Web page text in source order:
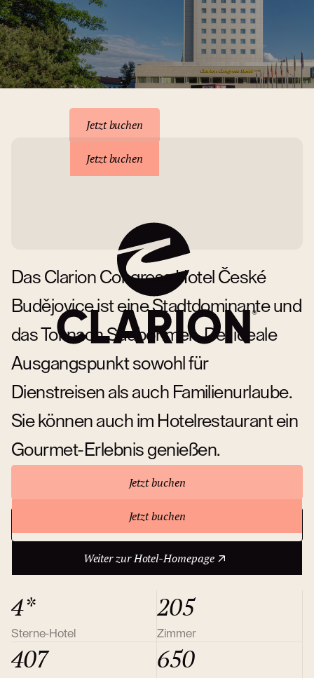
Jetzt buchen
Jetzt buchen
Das Clarion Congress Hotel České
Budějovice ist eine Stadtdominante und
das Tor nach Südböhmen. Der ideale
Ausgangspunkt sowohl für
Dienstreisen als auch Familienurlaube.
Sie können auch im Hotelrestaurant ein
Gourmet-Erlebnis genießen.
Jetzt buchen
Jetzt buchen
Weiter zur Hotel-Homepage
Weiter zur Hotel-Homepage
Über das Hotel
4*
Sterne-Hotel
205
Zimmer
407 650